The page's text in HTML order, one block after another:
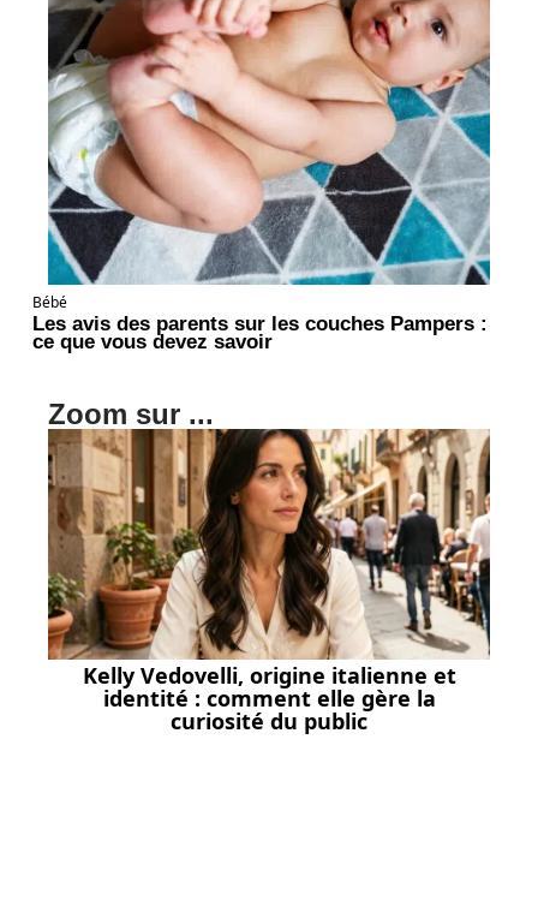
Bébé
Les avis des parents sur les couches Pampers :
ce que vous devez savoir
Zoom sur ...
Kelly Vedovelli, origine italienne et
identité : comment elle gère la
curiosité du public